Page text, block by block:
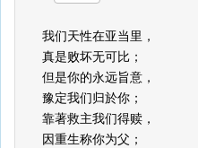
我们天性在亚当里，
真是败坏无可比；
但是你的永远旨意，
豫定我们归於你；
靠著救主我们得赎，
因重生称你为父；